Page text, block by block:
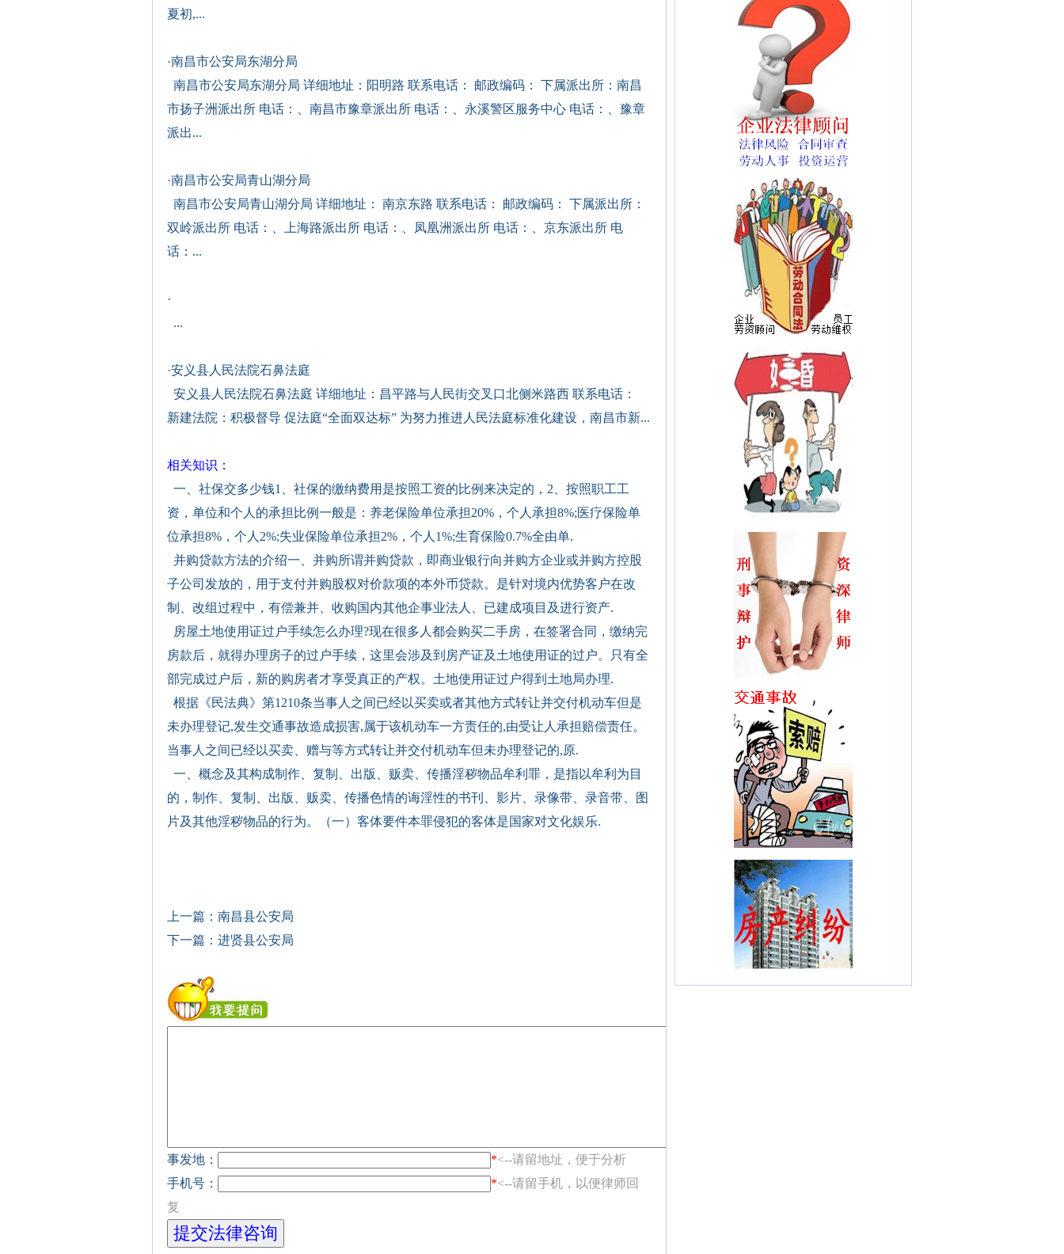
夏初,...
·南昌市公安局东湖分局
南昌市公安局东湖分局 详细地址：阳明路 联系电话： 邮政编码： 下属派出所：南昌
市扬子洲派出所 电话：、南昌市豫章派出所 电话：、永溪警区服务中心 电话：、豫章
派出...
·南昌市公安局青山湖分局
南昌市公安局青山湖分局 详细地址： 南京东路 联系电话： 邮政编码： 下属派出所：
双岭派出所 电话：、上海路派出所 电话：、凤凰洲派出所 电话：、京东派出所 电
话：...
·
...
·安义县人民法院石鼻法庭
安义县人民法院石鼻法庭 详细地址：昌平路与人民街交叉口北侧米路西 联系电话：
新建法院：积极督导 促法庭“全面双达标” 为努力推进人民法庭标准化建设，南昌市新...
相关知识：
一、社保交多少钱1、社保的缴纳费用是按照工资的比例来决定的，2、按照职工工
资，单位和个人的承担比例一般是：养老保险单位承担20%，个人承担8%;医疗保险单
位承担8%，个人2%;失业保险单位承担2%，个人1%;生育保险0.7%全由单.
并购贷款方法的介绍一、并购所谓并购贷款，即商业银行向并购方企业或并购方控股
子公司发放的，用于支付并购股权对价款项的本外币贷款。是针对境内优势客户在改
制、改组过程中，有偿兼并、收购国内其他企事业法人、已建成项目及进行资产.
房屋土地使用证过户手续怎么办理?现在很多人都会购买二手房，在签署合同，缴纳完
房款后，就得办理房子的过户手续，这里会涉及到房产证及土地使用证的过户。只有全
部完成过户后，新的购房者才享受真正的产权。土地使用证过户得到土地局办理.
根据《民法典》第1210条当事人之间已经以买卖或者其他方式转让并交付机动车但是
未办理登记,发生交通事故造成损害,属于该机动车一方责任的,由受让人承担赔偿责任。
当事人之间已经以买卖、赠与等方式转让并交付机动车但未办理登记的,原.
一、概念及其构成制作、复制、出版、贩卖、传播淫秽物品牟利罪，是指以牟利为目
的，制作、复制、出版、贩卖、传播色情的诲淫性的书刊、影片、录像带、录音带、图
片及其他淫秽物品的行为。（一）客体要件本罪侵犯的客体是国家对文化娱乐.
上一篇：南昌县公安局
下一篇：进贤县公安局
事发地： *<--请留地址，便于分析
手机号：
*<--请留手机，以便律师回
复